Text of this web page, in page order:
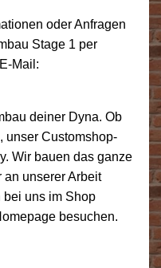
oder Anfragen
Stage 1 per
Mail:
deiner Dyna. Ob
unser Customshop-
Wir bauen das ganze
an unserer Arbeit
bei uns im Shop
besuchen.